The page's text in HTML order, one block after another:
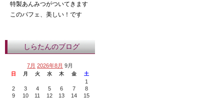
特製あんみつがついてきます
このパフェ、美しい！です
しらたんのブログ
7月 2026年8月 9月
日 月 火 水 木 金 土
1
2
3 4 5 6 7
8
9
10 11 12 13 14
15